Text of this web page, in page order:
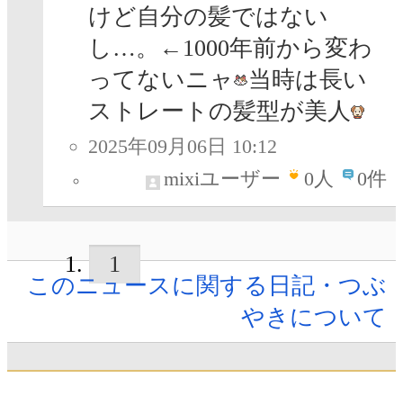
けど自分の髪ではない
し…。←1000年前から変わ
ってないニャ
当時は長い
ストレートの髪型が美人
2025年09月06日 10:12
mixiユーザー
0人 0件
1
このニュースに関する日記・つぶ
やきについて